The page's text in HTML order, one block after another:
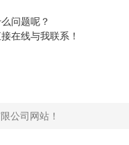
问题呢？
在线与我联系！
公司网站！